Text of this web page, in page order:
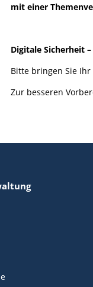
mit einer
Digitale Sicherheit
Bitte bringen Sie
Zur besseren